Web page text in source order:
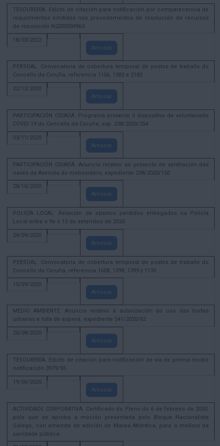
TESOURERÍA. Edicto de citación para notificación por comparecencia de
requirimentos emitidos nos procedementos de resolución de recursos
de reposición N2200334963
18/03/2022
Amosar
PERSOAL. Convocatoria de cobertura temporal de postos de traballo do
Concello da Coruña, referencia 1106, 1382 e 2182
22/12/2020
Amosar
PARTICIPACIÓN CIDADÁ. Programa proxecto II dispositivo de voluntariado
COVID 19 do Concello da Coruña, exp. 238/2020/254
03/11/2020
Amosar
PARTICIPACIÓN CIDADÁ. Anuncio relativo ao proxecto de ventilación das
naves da Avenida do metrosidero, expediente 238/2020/150
28/10/2020
Amosar
POLICÍA LOCAL. Relación de obxetos perdidos entregados na Policía
Local entre o 9e o 15 de setembro de 2020
24/09/2020
Amosar
PERSOAL. Convocatoria de cobertura temporal de postos de traballo do
Concello da Coruña, referencia 1608, 1398, 1399 y 1135
15/09/2020
Amosar
MEDIO AMBIENTE. Anuncio relativo á autorización do uso das hortas
urbanas e lista de espera, expediente 541/2020/62
20/08/2020
Amosar
TESOURERÍA. Edicto de citación para notificación de vía de prema recibo
notificación 3979/55
19/06/2020
Amosar
ACTIVIDADE CORPORATIVA. Certificado do Pleno do 6 de febreiro de 2020,
polo que se aproba a moción presentada polo Bloque Nacionalista
Galego, con emenda de adición de Marea Atlántica, para a mellora da
sanidade pública.